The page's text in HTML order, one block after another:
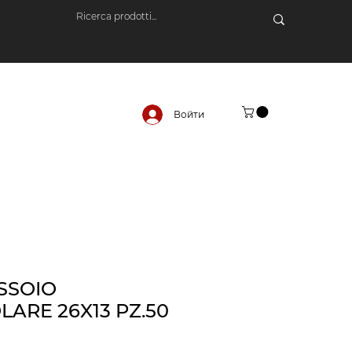
Войти
26X13 PZ.50